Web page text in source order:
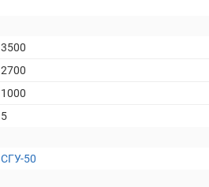
3500
2700
1000
5
СГУ-50